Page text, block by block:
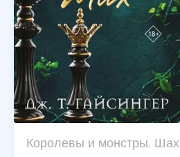
Королевы и монстры. Шах